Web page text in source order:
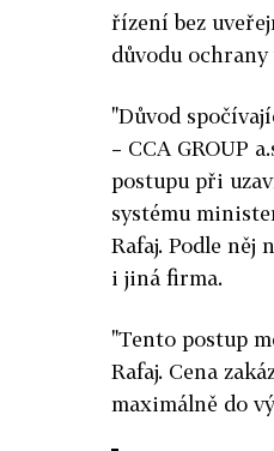
řízení bez
důvodu
"Důvod
– CCA GROUP
postupu při
systému
Rafaj. Podle něj
i jiná firma.
"Tento postup
Rafaj. Cena
maximálně do